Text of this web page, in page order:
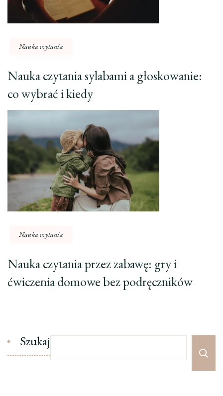
Nauka czytania
Nauka czytania sylabami a głoskowanie:
co wybrać i kiedy
Nauka czytania
Nauka czytania przez zabawę: gry i
ćwiczenia domowe bez podręczników
Szukaj